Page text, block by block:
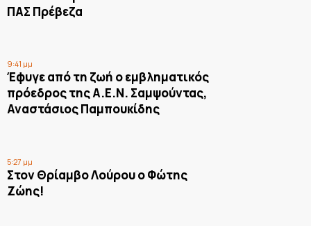
ΠΑΣ Πρέβεζα
9:41 μμ
Έφυγε από τη ζωή ο εμβληματικός
πρόεδρος της Α.Ε.Ν. Σαμψούντας,
Αναστάσιος Παμπουκίδης
5:27 μμ
Στον Θρίαμβο Λούρου ο Φώτης
Ζώης!